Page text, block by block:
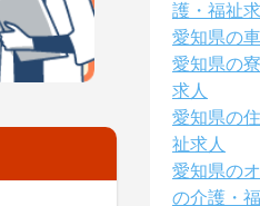
護・福祉
愛知県の
愛知県の
求人
愛知県の
祉求人
愛知県の
の介護・